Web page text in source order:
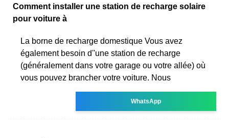
Comment installer une station de recharge solaire
pour voiture à
La borne de recharge domestique Vous avez
également besoin d''une station de recharge
(généralement dans votre garage ou votre allée) où
vous pouvez brancher votre voiture. Nous
WhatsApp